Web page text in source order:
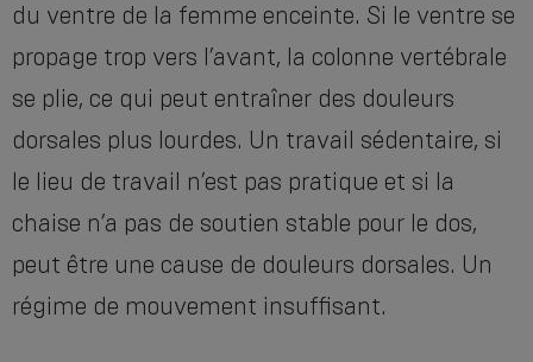
du ventre de la femme enceinte. Si le ventre se
propage trop vers l’avant, la colonne vertébrale
se plie, ce qui peut entraîner des douleurs
dorsales plus lourdes. Un travail sédentaire, si
le lieu de travail n’est pas pratique et si la
chaise n’a pas de soutien stable pour le dos,
peut être une cause de douleurs dorsales. Un
régime de mouvement insuffisant.